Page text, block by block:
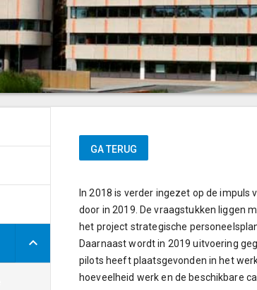
In 2018 is verder ingezet op de
door in 2019. De vraagstukken liggen
het project strategische
Daarnaast wordt in 2019 uitvoering
pilots heeft plaatsgevonden in het
hoeveelheid werk en de beschikbare